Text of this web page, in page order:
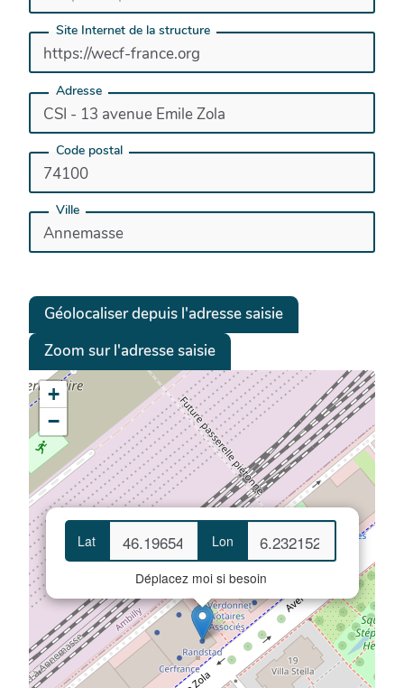
Site Internet de la structure
Adresse
Code postal
Ville
Géolocaliser depuis l'adresse saisie
Zoom sur l'adresse saisie
Lat Lon
Déplacez moi si besoin
+
−